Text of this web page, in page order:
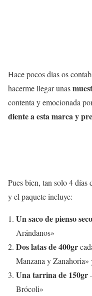
Hace pocos días os
hacerme llegar unas
contenta y emocionada
diente a esta marca y
Pues bien, tan solo 4 días
y el paquete incluye:
Un saco de pienso
Arándanos»
Dos latas de 400gr
Manzana y
Una tarrina de 150gr
Brócoli»